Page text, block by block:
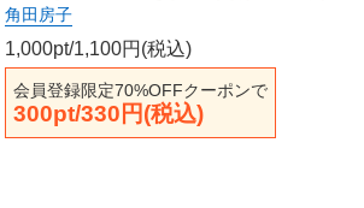
角田房子
1,000pt/1,100円(税込)
会員登録限定70%OFFクーポンで
300pt/330円(税込)